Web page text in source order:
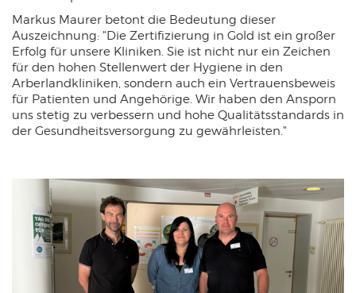
Markus Maurer betont die Bedeutung dieser
Auszeichnung: "Die Zertifizierung in Gold ist ein großer
Erfolg für unsere Kliniken. Sie ist nicht nur ein Zeichen
für den hohen Stellenwert der Hygiene in den
Arberlandkliniken, sondern auch ein Vertrauensbeweis
für Patienten und Angehörige. Wir haben den Ansporn
uns stetig zu verbessern und hohe Qualitätsstandards in
der Gesundheitsversorgung zu gewährleisten."